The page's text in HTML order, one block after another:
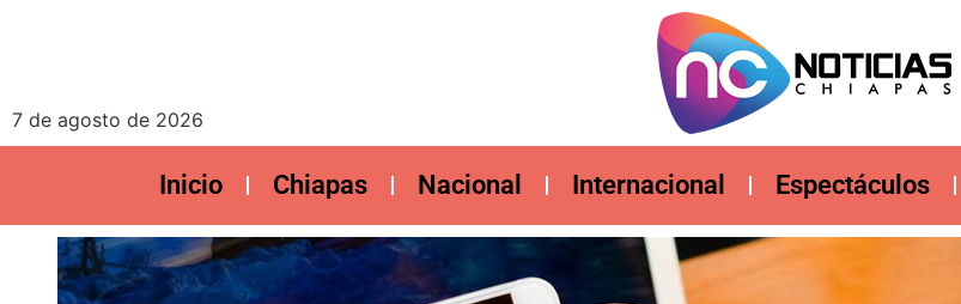
7 de agosto de 2026
Inicio Chiapas Nacional Internacional Espectáculos